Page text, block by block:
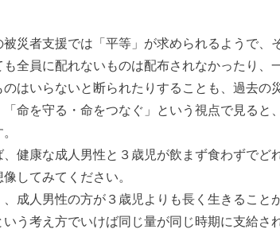
災者支援では「平等」が求められるようで、
も全員に配れないものは配布されなかったり、
はいらないと断られたりすることも、過去の
命を守る・命をつなぐ」という視点で見ると
健康な成人男性と３歳児が飲まず食わずでど
してみてください。
成人男性の方が３歳児よりも長く生きること
う考え方でいけば同じ量が同じ時期に支給さ